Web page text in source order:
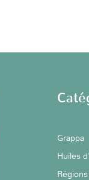
Grappa
Huiles
Régions